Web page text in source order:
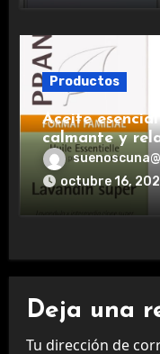
Productos
Aceite
calmante y
aromaterapia.
octubre 16,
Deja una
Tu dirección de